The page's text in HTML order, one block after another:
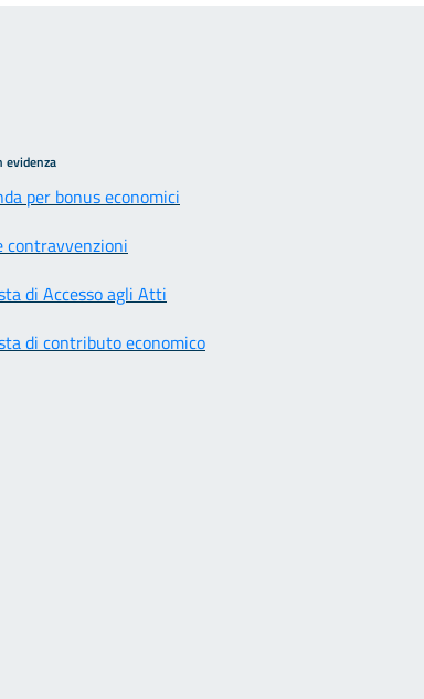
evidenza
per bonus economici
contravvenzioni
di Accesso agli Atti
di contributo economico